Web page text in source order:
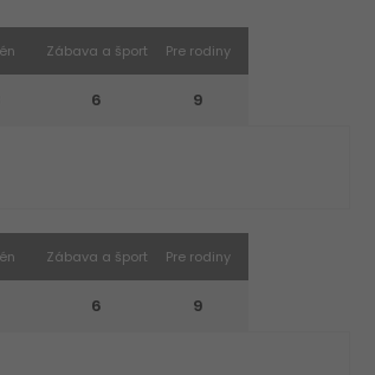
Zábava a šport
6
Pre rodiny
9
Zábava a šport
6
Pre rodiny
9